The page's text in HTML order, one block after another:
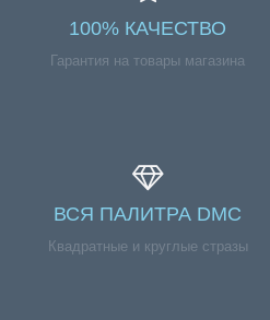
100% КАЧЕСТВО
Гарантия на товары магазина
ВСЯ ПАЛИТРА DMC
Квадратные и круглые стразы